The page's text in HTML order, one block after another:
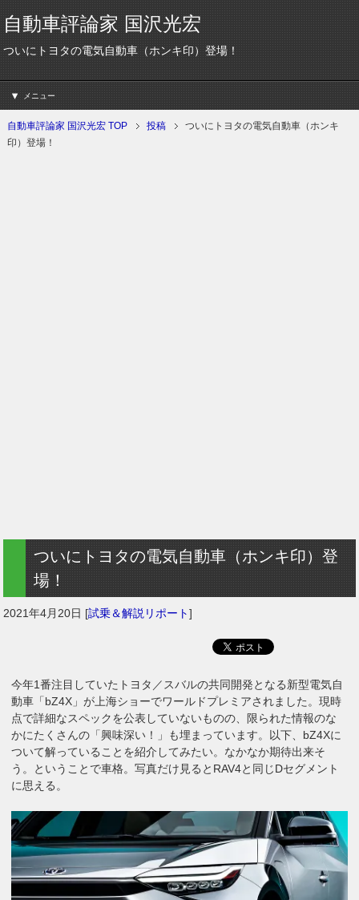
自動車評論家 国沢光宏
ついにトヨタの電気自動車（ホンキ印）登場！
メニュー
自動車評論家 国沢光宏 TOP 投稿
ついにトヨタの電気自動車（ホンキ
印）登場！
ついにトヨタの電気自動車（ホンキ印）登
場！
2021年4月20日 [試乗＆解説リポート]
今年1番注目していたトヨタ／スバルの共同開発となる新型電気自
動車「bZ4X」が上海ショーでワールドプレミアされました。現時
点で詳細なスペックを公表していないものの、限られた情報のな
かにたくさんの「興味深い！」も埋まっています。以下、bZ4Xに
ついて解っていることを紹介してみたい。なかなか期待出来そ
う。ということで車格。写真だけ見るとRAV4と同じDセグメント
に思える。